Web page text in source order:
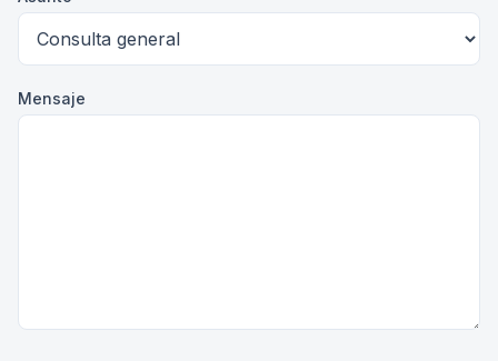
Mensaje